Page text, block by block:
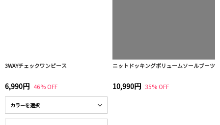
3WAYチェックワンピース
6,990円 46% OFF
ニットドッキングボリュームソールブーツ
10,990円 35% OFF